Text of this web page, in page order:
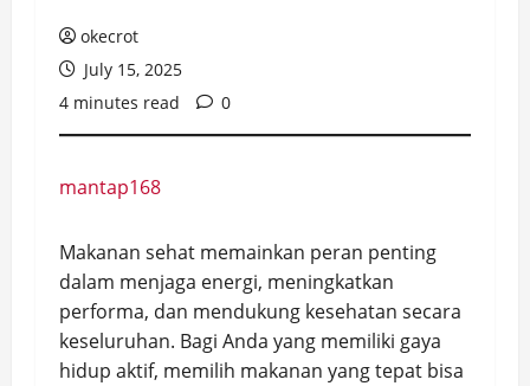
okecrot
July 15, 2025
4 minutes read
0
mantap168
Makanan sehat memainkan peran penting
dalam menjaga energi, meningkatkan
performa, dan mendukung kesehatan secara
keseluruhan. Bagi Anda yang memiliki gaya
hidup aktif, memilih makanan yang tepat bisa